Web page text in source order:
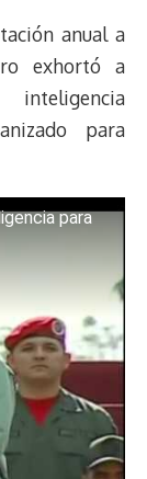
anual a
exhortó a
para
para